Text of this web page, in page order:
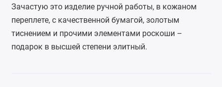
Зачастую это изделие ручной работы, в кожаном
переплете, с качественной бумагой, золотым
тиснением и прочими элементами роскоши –
подарок в высшей степени элитный.